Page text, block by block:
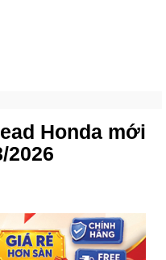
Honda mới
2026